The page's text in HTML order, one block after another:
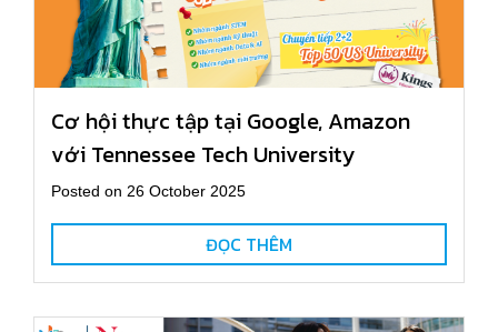
Cơ hội thực tập tại Google, Amazon
với Tennessee Tech University
Posted on 26 October 2025
ĐỌC THÊM